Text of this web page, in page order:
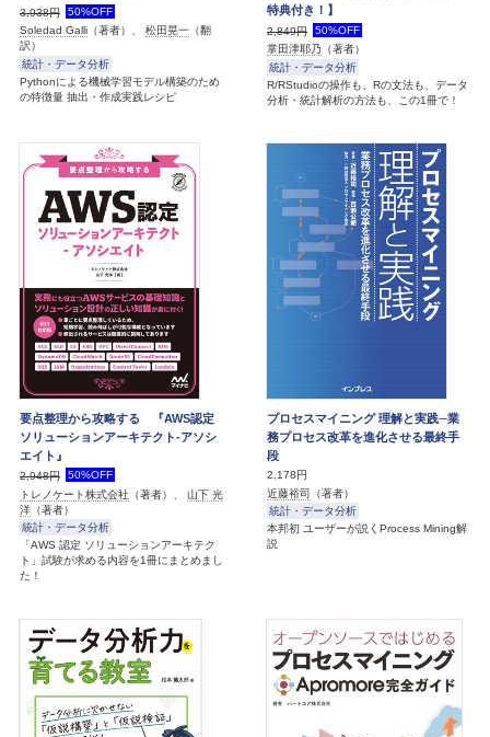
3,938円
50%OFF
Soledad Galli （著者）、 松田晃一 （翻
訳）
統計・データ分析
Pythonによる機械学習モデル構築のため
の特徴量 抽出・作成実践レシピ
特典付き！】
2,849円
50%OFF
掌田津耶乃 （著者）
統計・データ分析
R/RStudioの操作も、Rの文法も、データ
分析・統計解析の方法も、この1冊で！
要点整理から攻略する 『AWS認定
ソリューションアーキテクト-アソシ
エイト』
2,948円
50%OFF
トレノケート株式会社 （著者）、 山下 光
洋 （著者）
統計・データ分析
「AWS 認定 ソリューションアーキテク
ト」試験が求める内容を1冊にまとめまし
た！
プロセスマイニング 理解と実践─業
務プロセス改革を進化させる最終手
段
2,178円
近藤裕司
（著者）
統計・データ分析
本邦初 ユーザーが説くProcess Mining解
説